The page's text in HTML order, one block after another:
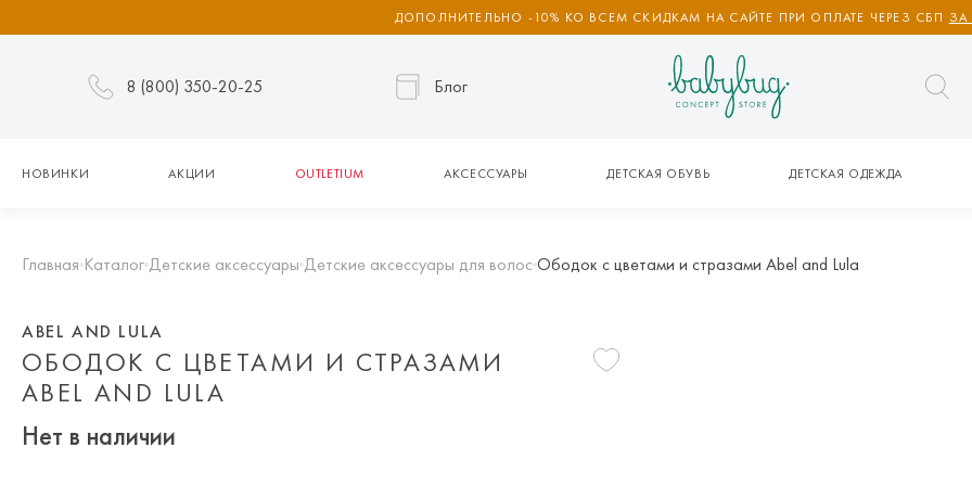
ДОПОЛНИТЕЛЬНО -10% КО ВСЕМ СКИДКАМ НА САЙТЕ ПРИ ОПЛАТЕ ЧЕРЕЗ СБП
8 (800) 350-20-25 Блог
НОВИНКИ АКЦИИ OUTLETIUM АКСЕССУАРЫ ДЕТСКАЯ ОБУВЬ ДЕТСКАЯ ОДЕЖДА
Главная Каталог Детские аксессуары Детские аксессуары для волосОбодок c цветами и стразами Abel and Lula
ОБОДОК C ЦВЕТАМИ И СТРАЗАМИ
ABEL AND LULA
ABEL AND LULA
Нет в наличии